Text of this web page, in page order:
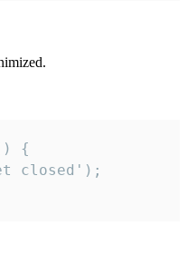
{
closed');